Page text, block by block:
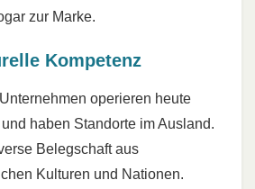
zur Marke.
Kompetenz
operieren heute
haben Standorte im Ausland.
Belegschaft aus
Kulturen und Nationen.